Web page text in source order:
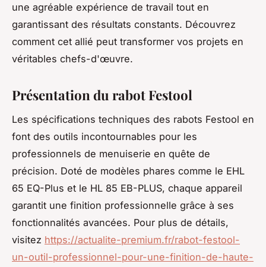
une agréable expérience de travail tout en
garantissant des résultats constants. Découvrez
comment cet allié peut transformer vos projets en
véritables chefs-d'œuvre.
Présentation du rabot Festool
Les spécifications techniques des rabots Festool en
font des outils incontournables pour les
professionnels de menuiserie en quête de
précision. Doté de modèles phares comme le EHL
65 EQ-Plus et le HL 85 EB-PLUS, chaque appareil
garantit une finition professionnelle grâce à ses
fonctionnalités avancées. Pour plus de détails,
visitez https://actualite-premium.fr/rabot-festool-
un-outil-professionnel-pour-une-finition-de-haute-